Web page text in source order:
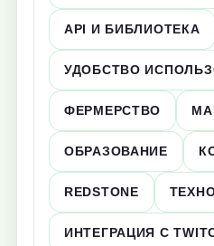
API И БИБЛИОТЕКА
УДОБСТВО
ФЕРМЕРСТВО
ОБРАЗОВАНИЕ
REDSTONE
ИНТЕГРАЦИЯ С